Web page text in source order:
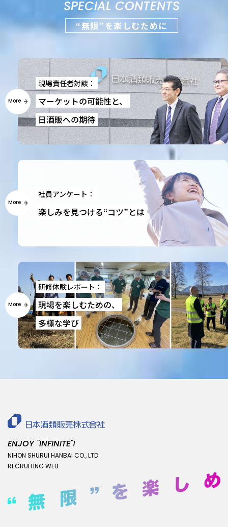
SPECIAL CONTENTS
“無限”を楽しむために
現場責任者対談：
マーケットの可能性と、
日酒販への期待
More
社員アンケート：
楽しみを見つける“コツ”とは
More
研修体験レポート：
現場を楽しむための、
多様な学び
More
ENJOY "INFINITE"!
NIHON SHURUI HANBAI CO., LTD
RECRUITING WEB